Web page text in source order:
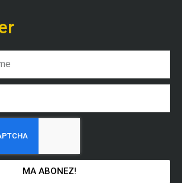
MA ABONEZ!